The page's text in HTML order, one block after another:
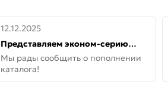
12.12.2025
Представляем эконом-серию
дверей от бренда Portika, где цена
не значит «просто»
Мы рады сообщить о пополнении
каталога!